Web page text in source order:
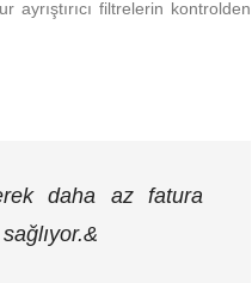
filtrelerin kontrolden
daha az fatura